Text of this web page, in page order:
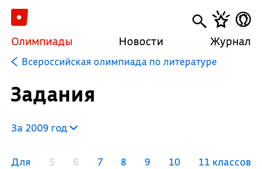
Олимпиады Новости Журнал
Всероссийская олимпиада по литературе
Задания
За 2009 год
Для 5 6 7 8 9 10 11 классов